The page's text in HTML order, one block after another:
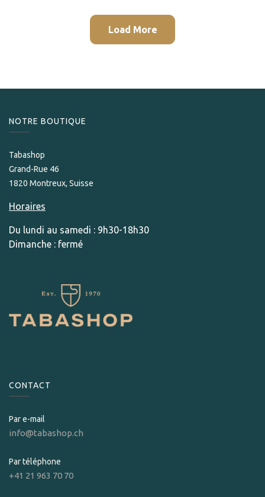
Load More
NOTRE BOUTIQUE
Tabashop
Grand-Rue 46
1820 Montreux, Suisse
Horaires
Du lundi au samedi : 9h30-18h30
Dimanche : fermé
CONTACT
Par e-mail
info@tabashop.ch
Par téléphone
+41 21 963 70 70